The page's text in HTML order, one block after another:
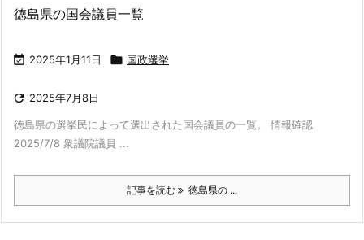
徳島県の国会議員一覧
 2025年1月11日  国政選挙
 2025年7月8日
徳島県の選挙民によって選出された国会議員の一覧。 情報確認
2025/7/8 衆議院議員 ...
記事を読む 徳島県の ...